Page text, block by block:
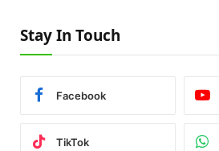
Stay In Touch
Facebook
TikTok